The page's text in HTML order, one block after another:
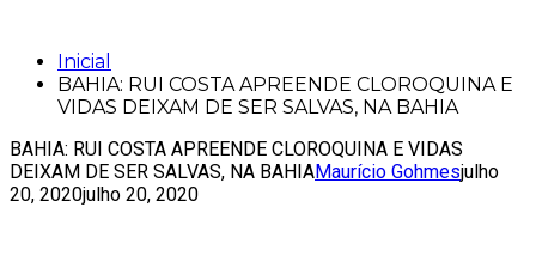
Inicial
BAHIA: RUI COSTA APREENDE CLOROQUINA E
VIDAS DEIXAM DE SER SALVAS, NA BAHIA
BAHIA: RUI COSTA APREENDE CLOROQUINA E VIDAS
DEIXAM DE SER SALVAS, NA BAHIAMaurício Gohmesjulho
20, 2020julho 20, 2020